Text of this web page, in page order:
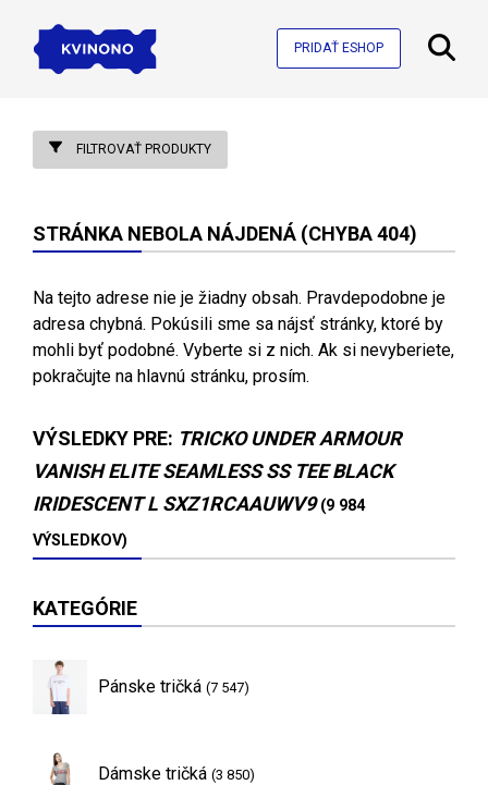
PRIDAŤ ESHOP
FILTROVAŤ PRODUKTY
STRÁNKA NEBOLA NÁJDENÁ (CHYBA 404)
Na tejto adrese nie je žiadny obsah. Pravdepodobne je
adresa chybná. Pokúsili sme sa nájsť stránky, ktoré by
mohli byť podobné. Vyberte si z nich. Ak si nevyberiete,
pokračujte na hlavnú stránku, prosím.
VÝSLEDKY PRE: TRICKO UNDER ARMOUR
VANISH ELITE SEAMLESS SS TEE BLACK
IRIDESCENT L SXZ1RCAAUWV9 (9 984
VÝSLEDKOV)
KATEGÓRIE
Pánske tričká (7 547)
Dámske tričká (3 850)